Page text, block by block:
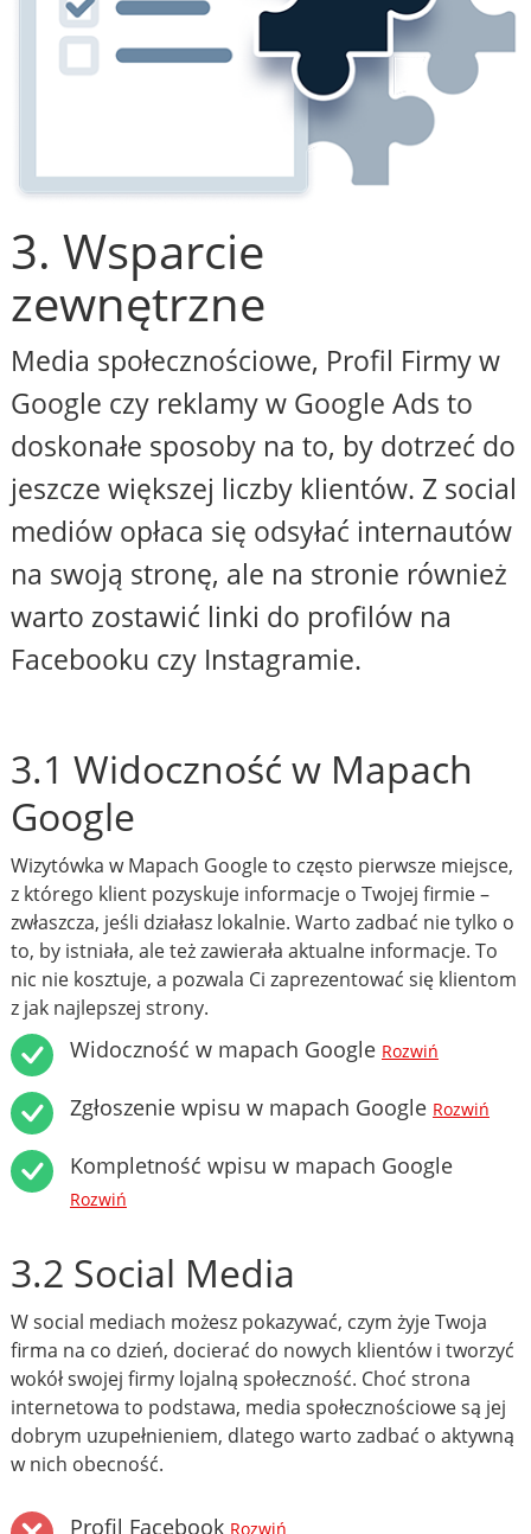
3. Wsparcie
zewnętrzne
Media społecznościowe, Profil Firmy w
Google czy reklamy w Google Ads to
doskonałe sposoby na to, by dotrzeć do
jeszcze większej liczby klientów. Z social
mediów opłaca się odsyłać internautów
na swoją stronę, ale na stronie również
warto zostawić linki do profilów na
Facebooku czy Instagramie.
3.1 Widoczność w Mapach
Google
Wizytówka w Mapach Google to często pierwsze miejsce,
z którego klient pozyskuje informacje o Twojej firmie –
zwłaszcza, jeśli działasz lokalnie. Warto zadbać nie tylko o
to, by istniała, ale też zawierała aktualne informacje. To
nic nie kosztuje, a pozwala Ci zaprezentować się klientom
z jak najlepszej strony.
Widoczność w mapach Google Rozwiń
Zgłoszenie wpisu w mapach Google Rozwiń
Kompletność wpisu w mapach Google
Rozwiń
3.2 Social Media
W social mediach możesz pokazywać, czym żyje Twoja
firma na co dzień, docierać do nowych klientów i tworzyć
wokół swojej firmy lojalną społeczność. Choć strona
internetowa to podstawa, media społecznościowe są jej
dobrym uzupełnieniem, dlatego warto zadbać o aktywną
w nich obecność.
Profil Facebook